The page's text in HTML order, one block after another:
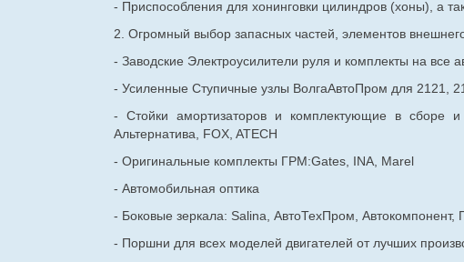
- Приспособления для хонинговки цилиндров (хоны), а
2. Огромный выбор запасных частей, элементов
- Заводские Электроусилители руля и комплекты на все
- Усиленные Ступичные узлы ВолгаАвтоПром для 2121,
- Стойки амортизаторов и комплектующие в сборе
Альтернатива, FOX, ATECH
- Оригинальные комплекты ГРМ:Gates, INA, Marel
- Автомобильная оптика
- Боковые зеркала: Salina, АвтоТехПром, Автокомпонент,
- Поршни для всех моделей двигателей от лучших